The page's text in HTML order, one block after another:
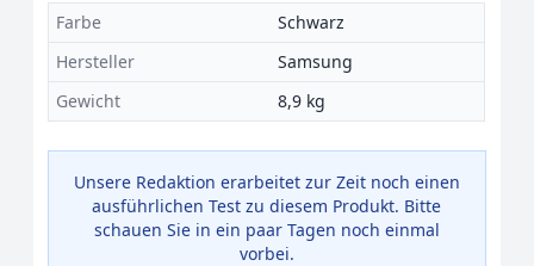
Farbe
Schwarz
Hersteller
Samsung
Gewicht
8,9 kg
Unsere Redaktion erarbeitet zur Zeit noch einen
ausführlichen Test zu diesem Produkt. Bitte
schauen Sie in ein paar Tagen noch einmal
vorbei.